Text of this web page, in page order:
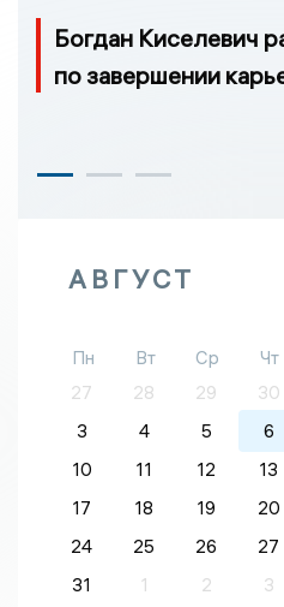
Богдан Киселевич
по завершении
АВГУСТ
Пн Вт Ср Чт
27
28 29 30
3
4 5 6
10
11 12 13
17
18 19 20
24
25 26 27
31
1 2 3